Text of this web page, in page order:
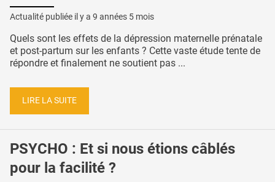
Actualité publiée il y a 9 années 5 mois
Quels sont les effets de la dépression maternelle prénatale
et post-partum sur les enfants ? Cette vaste étude tente de
répondre et finalement ne soutient pas ...
LIRE LA SUITE
PSYCHO : Et si nous étions câblés
pour la facilité ?